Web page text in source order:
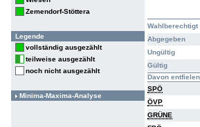
Zemendorf-Stöttera
Legende
vollständig ausgezählt
teilweise ausgezählt
noch nicht ausgezählt
Minima-Maxima-Analyse
Wahlberechtigt
Abgegeben
Ungültig
Gültig
Davon
SPÖ
ÖVP
GRÜNE